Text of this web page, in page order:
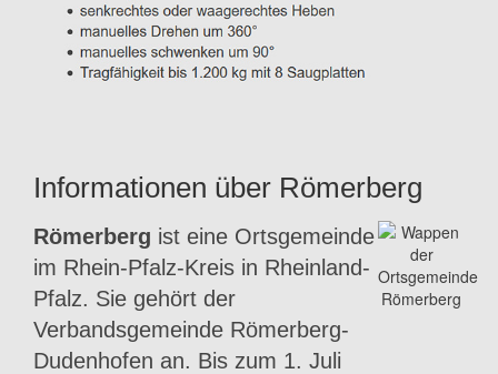
Informationen über Römerberg
Römerberg ist eine Ortsgemeinde
im Rhein-Pfalz-Kreis in Rheinland-
Pfalz. Sie gehört der
Verbandsgemeinde Römerberg-
Dudenhofen an. Bis zum 1. Juli